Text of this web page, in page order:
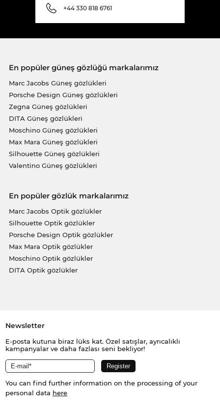
+44 330 818 6761
En popüler güneş gözlüğü markalarımız
Marc Jacobs Güneş gözlükleri
Porsche Design Güneş gözlükleri
Zegna Güneş gözlükleri
DITA Güneş gözlükleri
Moschino Güneş gözlükleri
Max Mara Güneş gözlükleri
Silhouette Güneş gözlükleri
Valentino Güneş gözlükleri
En popüler gözlük markalarımız
Marc Jacobs Optik gözlükler
Silhouette Optik gözlükler
Porsche Design Optik gözlükler
Max Mara Optik gözlükler
Moschino Optik gözlükler
DITA Optik gözlükler
Newsletter
E-posta kutuna biraz lüks kat. Özel satışlar, ayrıcalıklı
kampanyalar ve daha fazlası seni bekliyor!
You can find further information on the processing of your
personal data here